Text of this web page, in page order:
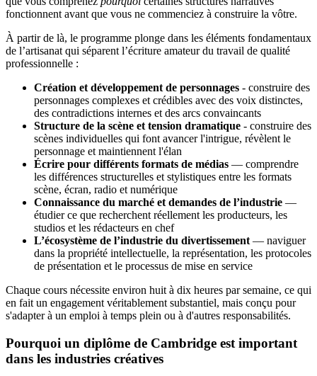
fonctionnent avant que vous ne commenciez à construire la vôtre.
À partir de là, le programme plonge dans les éléments fondamentaux
de l’artisanat qui séparent l’écriture amateur du travail de qualité
professionnelle :
Création et développement de personnages - construire des
personnages complexes et crédibles avec des voix distinctes,
des contradictions internes et des arcs convaincants
Structure de la scène et tension dramatique - construire des
scènes individuelles qui font avancer l'intrigue, révèlent le
personnage et maintiennent l'élan
Écrire pour différents formats de médias — comprendre
les différences structurelles et stylistiques entre les formats
scène, écran, radio et numérique
Connaissance du marché et demandes de l’industrie —
étudier ce que recherchent réellement les producteurs, les
studios et les rédacteurs en chef
L’écosystème de l’industrie du divertissement — naviguer
dans la propriété intellectuelle, la représentation, les protocoles
de présentation et le processus de mise en service
Chaque cours nécessite environ huit à dix heures par semaine, ce qui
en fait un engagement véritablement substantiel, mais conçu pour
s'adapter à un emploi à temps plein ou à d'autres responsabilités.
Pourquoi un diplôme de Cambridge est important
dans les industries créatives